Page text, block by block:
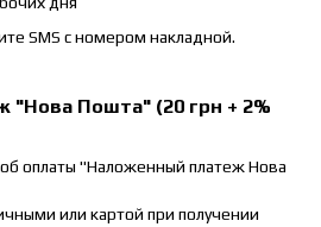
SMS с номером накладной.
"Нова Пошта" (20 грн + 2%
оплаты "Наложенный платеж Нова
или картой при получении